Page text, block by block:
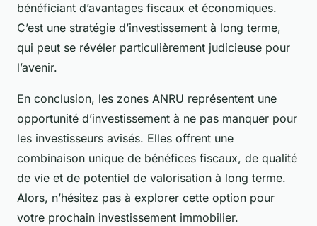
bénéficiant d’avantages fiscaux et économiques.
C’est une stratégie d’investissement à long terme,
qui peut se révéler particulièrement judicieuse pour
l’avenir.
En conclusion, les zones ANRU représentent une
opportunité d’investissement à ne pas manquer pour
les investisseurs avisés. Elles offrent une
combinaison unique de bénéfices fiscaux, de qualité
de vie et de potentiel de valorisation à long terme.
Alors, n’hésitez pas à explorer cette option pour
votre prochain investissement immobilier.